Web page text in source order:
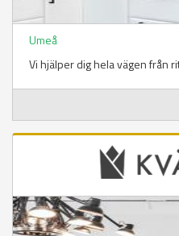
Umeå
Vi hjälper dig hela vägen från